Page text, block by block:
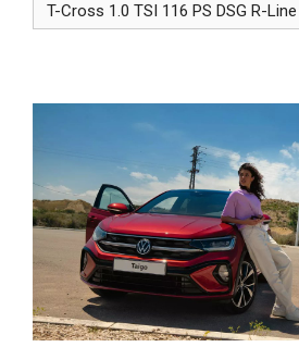
T-Cross 1.0 TSI 116 PS DSG R-Line